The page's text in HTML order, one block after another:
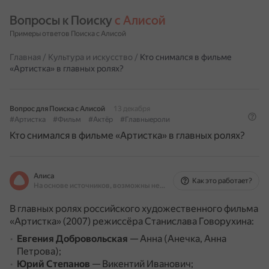
Вопросы к Поиску с Алисой
Примеры ответов Поиска с Алисой
Главная / Культура и искусство / Кто снимался в фильме
«Артистка» в главных ролях?
Вопрос для Поиска с Алисой
13 декабря
#Артистка
#Фильм #Актёр #Главныероли
Кто снимался в фильме «Артистка» в главных ролях?
Алиса
На основе источников, возможны неточности
Как это работает?
В главных ролях российского художественного фильма
«Артистка» (2007) режиссёра Станислава Говорухина:
Евгения Добровольская — Анна (Анечка, Анна
Петрова);
Юрий Степанов — Викентий Иванович;